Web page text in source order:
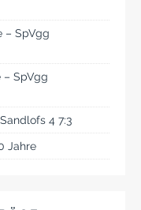
– SpVgg
– SpVgg
4 7:3
Jahre